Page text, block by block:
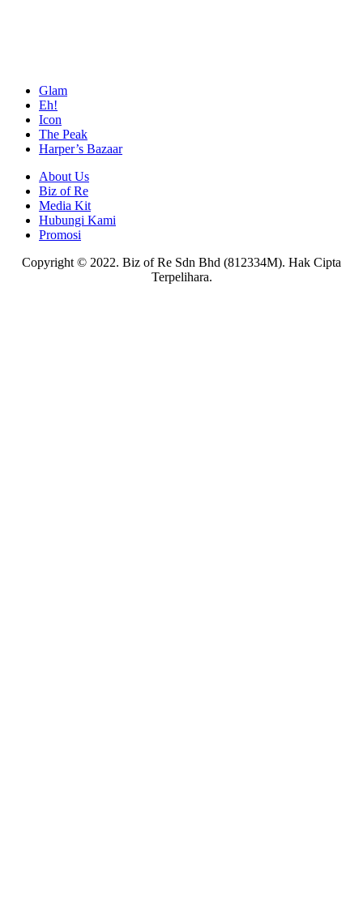
Glam
Eh!
Icon
The Peak
Harper’s Bazaar
About Us
Biz of Re
Media Kit
Hubungi Kami
Promosi
Copyright © 2022. Biz of Re Sdn Bhd (812334M). Hak Cipta
Terpelihara.